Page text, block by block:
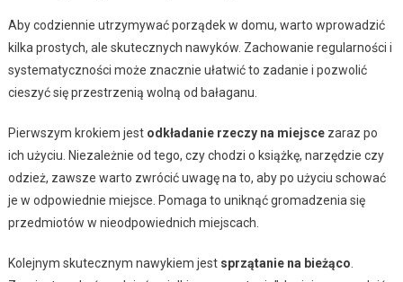
Aby codziennie utrzymywać porządek w domu, warto wprowadzić
kilka prostych, ale skutecznych nawyków. Zachowanie regularności i
systematyczności może znacznie ułatwić to zadanie i pozwolić
cieszyć się przestrzenią wolną od bałaganu.
Pierwszym krokiem jest odkładanie rzeczy na miejscezaraz po
ich użyciu. Niezależnie od tego, czy chodzi o książkę, narzędzie czy
odzież, zawsze warto zwrócić uwagę na to, aby po użyciu schować
je w odpowiednie miejsce. Pomaga to uniknąć gromadzenia się
przedmiotów w nieodpowiednich miejscach.
Kolejnym skutecznym nawykiem jest sprzątanie na bieżąco